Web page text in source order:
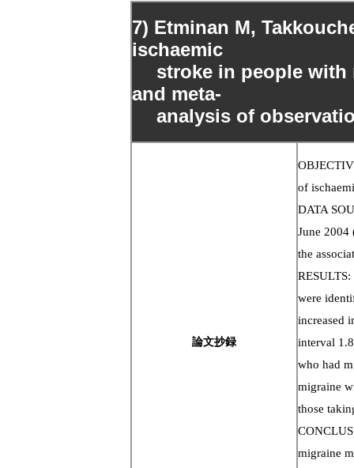
7) Etminan M,
ischaemic
stroke in people with
and meta-
analysis of
論文抄録
of
DATA
June 2004
the
were
increased
interval
who had
migraine
those
migraine